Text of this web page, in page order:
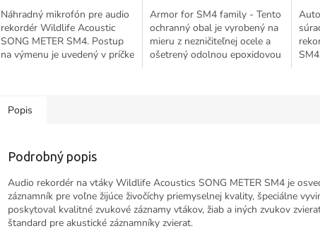
Náhradný mikrofón pre audio
rekordér Wildlife Acoustic
SONG METER SM4. Postup
na výmenu je uvedený v príčke
Armor for SM4 family - Tento
ochranný obal je vyrobený na
mieru z nezničiteľnej ocele a
ošetrený odolnou epoxidovou
Popis
Podrobný popis
Audio rekordér na vtáky Wildlife Acoustics SONG METER SM4 je
záznamník pre voľne žijúce živočíchy priemyselnej kvality, špeciálne
poskytoval kvalitné zvukové záznamy vtákov, žiab a iných zvukov
štandard pre akustické záznamníky zvierat.